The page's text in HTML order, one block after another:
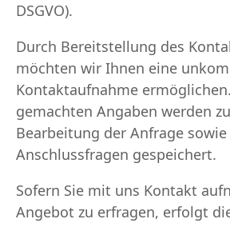
DSGVO).
Durch Bereitstellung des
möchten wir Ihnen eine
Kontaktaufnahme
gemachten Angaben werden
Bearbeitung der Anfrage
Anschlussfragen gespeichert.
Sofern Sie mit uns Kontakt
Angebot zu erfragen, erfolgt